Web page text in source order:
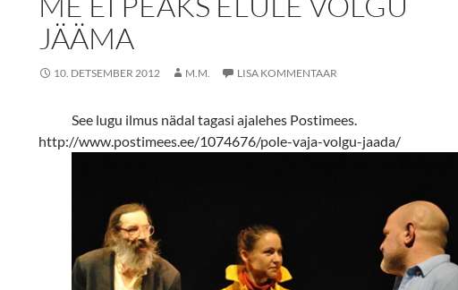
JÄÄMA
10. DETSEMBER 2012 M.M. LISA KOMMENTAAR
See lugu ilmus nädal tagasi ajalehes Postimees.
http://www.postimees.ee/1074676/pole-vaja-volgu-jaada/